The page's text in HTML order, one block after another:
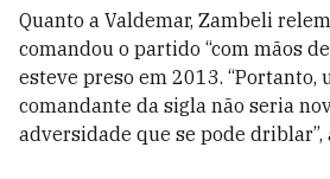
Quanto a Valdemar, Zambeli
comandou o partido “com mãos
esteve preso em 2013. “Portanto,
comandante da sigla não seria
adversidade que se pode driblar”,